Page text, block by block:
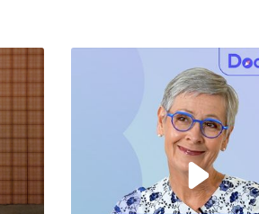
00:04:53
00:04:05